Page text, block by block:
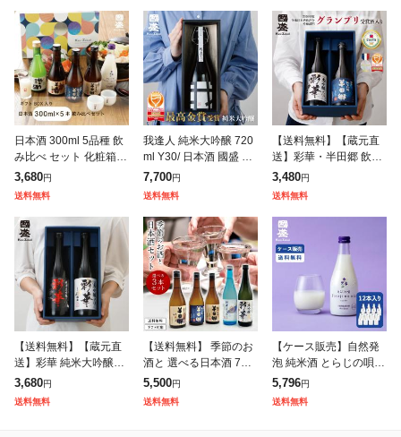
日本酒 300ml 5品種 飲
み比べ セット 化粧箱 /
ギフト お酒 セット お
中元 御中元 敬老の日
3,680円
送料無料
我逢人 純米大吟醸 720
ml Y30/ 日本酒 國盛 中
埜酒造 お酒 酒 辛口 プ
レゼント ギフト お歳暮
7,700円
送料無料
【送料無料】【蔵元直
送】彩華・半田郷 飲み
比べ2本セット SA-H /
贈答用 日本酒 飲み比べ
お酒 酒
3,480円
送料無料
【送料無料】【蔵元直
送】彩華 純米大吟醸・
大吟醸 720ml 飲み比べ
2本セット JS-SA 新 / 贈
3,680円
送料無料
【送料無料】 季節のお
酒と 選べる日本酒 720
ml × 3本セット/ 日本酒
飲み比べ 飲み比べ 酒
5,500円
送料無料
【ケース販売】自然発
泡 純米酒 とらじの唄 3
00ml 1ケース(12本セッ
ト) / 國盛 中埜酒造 にご
5,796円
送料無料